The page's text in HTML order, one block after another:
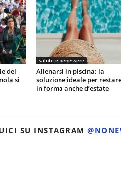
del
si
salute e benessere
Allenarsi in piscina: la
soluzione ideale per restare
in forma anche d’estate
SU INSTAGRAM